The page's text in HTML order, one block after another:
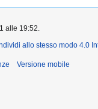
alle 19:52.
allo stesso modo 4.0
Versione mobile